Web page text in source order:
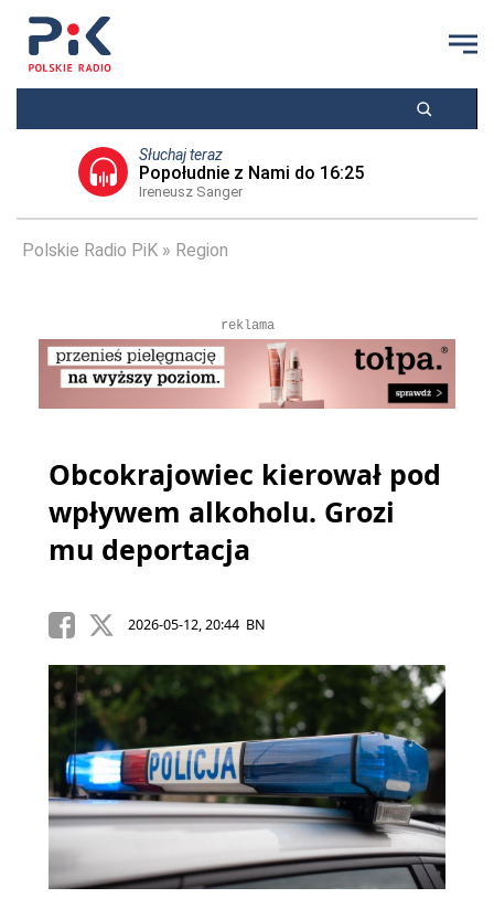
Słuchaj teraz
Popołudnie z Nami do 16:25
Ireneusz Sanger
Polskie Radio PiK Region
reklama
Obcokrajowiec kierował pod
wpływem alkoholu. Grozi
mu deportacja
2026-05-12, 20:44 BN